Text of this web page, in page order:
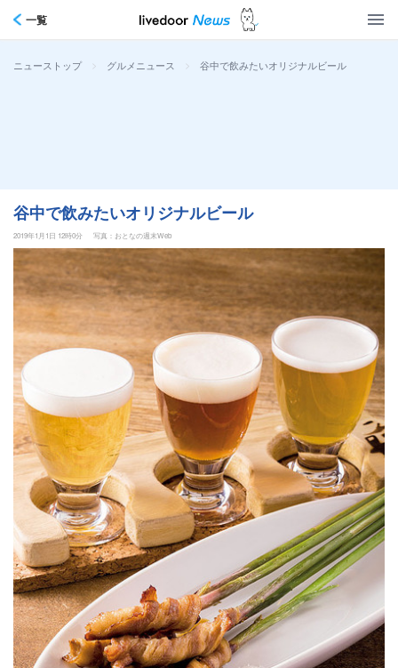
一覧
ニューストップ > グルメニュース > 谷中で飲みたいオリジナルビール
谷中で飲みたいオリジナルビール
2019年1月1日 12時0分 写真：おとなの週末Web